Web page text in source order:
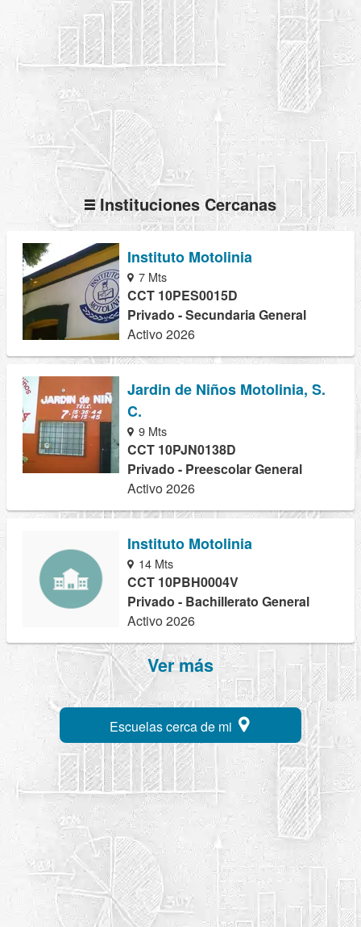
Instituciones Cercanas
Instituto Motolinia
7 Mts
CCT 10PES0015D
Privado - Secundaria General
Activo 2026
Jardin de Niños Motolinia, S.
C.
9 Mts
CCT 10PJN0138D
Privado - Preescolar General
Activo 2026
Instituto Motolinia
14 Mts
CCT 10PBH0004V
Privado - Bachillerato General
Activo 2026
Ver más
Escuelas cerca de mi